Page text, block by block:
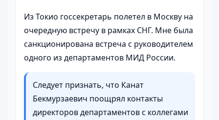
Из Токио госсекретарь полетел в Москву на
очередную встречу в рамках СНГ. Мне была
санкционирована встреча с руководителем
одного из департаментов МИД России.
Следует признать, что Канат
Бекмурзаевич поощрял контакты
директоров департаментов с коллегами